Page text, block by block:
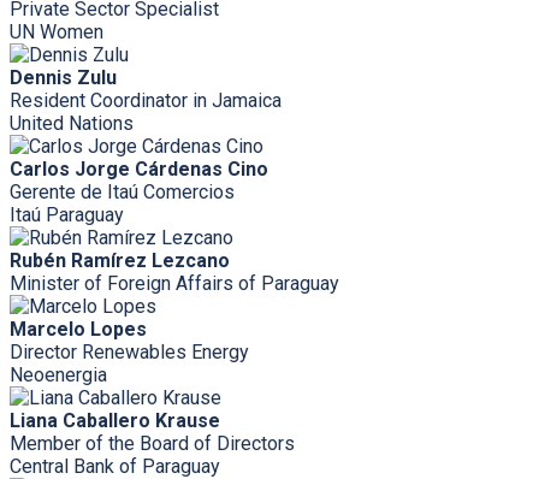
Private Sector Specialist
UN Women
Dennis Zulu
Resident Coordinator in Jamaica
United Nations
Carlos Jorge Cárdenas Cino
Gerente de Itaú Comercios
Itaú Paraguay
Rubén Ramírez Lezcano
Minister of Foreign Affairs of Paraguay
Marcelo Lopes
Director Renewables Energy
Neoenergia
Liana Caballero Krause
Member of the Board of Directors
Central Bank of Paraguay